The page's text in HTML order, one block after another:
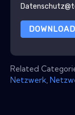
DOWNLOAD
Related
Netzwerk